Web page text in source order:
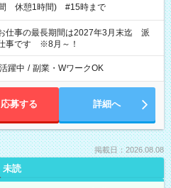
休憩1時間) #15時まで
仕事の最長期間は2027年3月末迄 派
事です ※8月～！
躍中 / 副業・WワークOK
応募する 詳細へ
掲載日：2026.08.08
未読